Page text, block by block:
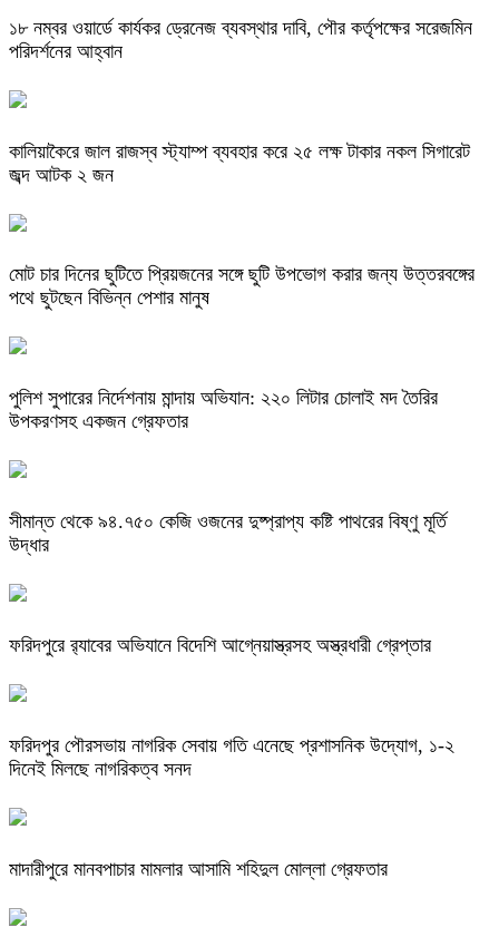
১৮ নম্বর ওয়ার্ডে কার্যকর ড্রেনেজ ব্যবস্থার দাবি, পৌর কর্তৃপক্ষের সরেজমিন
পরিদর্শনের আহ্বান
কালিয়াকৈরে জাল রাজস্ব স্ট্যাম্প ব্যবহার করে ২৫ লক্ষ টাকার নকল সিগারেট
জব্দ আটক ২ জন
মোট চার দিনের ছুটিতে প্রিয়জনের সঙ্গে ছুটি উপভোগ করার জন্য উত্তরবঙ্গের
পথে ছুটছেন বিভিন্ন পেশার মানুষ
পুলিশ সুপারের নির্দেশনায় মান্দায় অভিযান: ২২০ লিটার চোলাই মদ তৈরির
উপকরণসহ একজন গ্রেফতার
সীমান্ত থেকে ৯৪.৭৫০ কেজি ওজনের দুষ্প্রাপ্য কষ্টি পাথরের বিষ্ণু মূর্তি
উদ্ধার
ফরিদপুরে র‌্যাবের অভিযানে বিদেশি আগ্নেয়াস্ত্রসহ অস্ত্রধারী গ্রেপ্তার
ফরিদপুর পৌরসভায় নাগরিক সেবায় গতি এনেছে প্রশাসনিক উদ্যোগ, ১-২
দিনেই মিলছে নাগরিকত্ব সনদ
মাদারীপুরে মানবপাচার মামলার আসামি শহিদুল মোল্লা গ্রেফতার